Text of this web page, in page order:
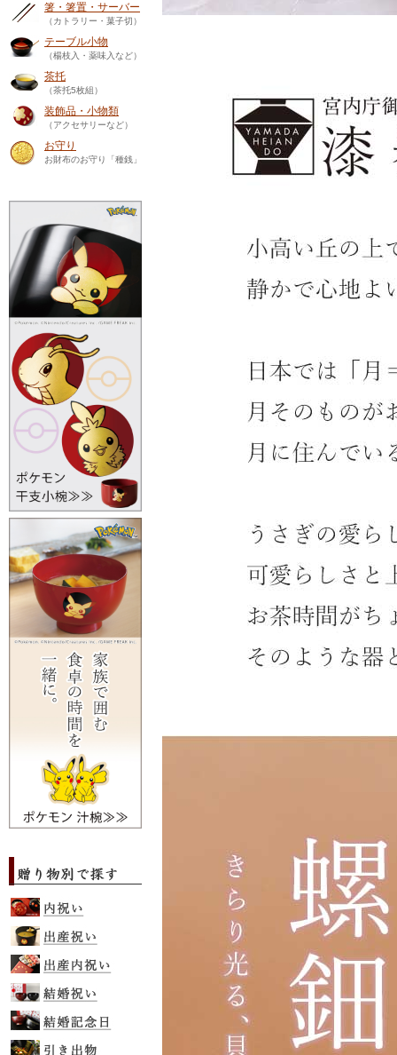
箸・箸置・サーバー
（カトラリー・菓子切）
テーブル小物
（楊枝入・薬味入など）
茶托
（茶托5枚組）
装飾品・小物類
（アクセサリーなど）
お守り
お財布のお守り「種銭」